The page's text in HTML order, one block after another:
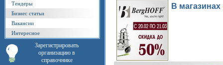
Тендеры
Бизнес статьи
Вакансии
Интересное
Зарегистрировать
организацию в
справочнике
В